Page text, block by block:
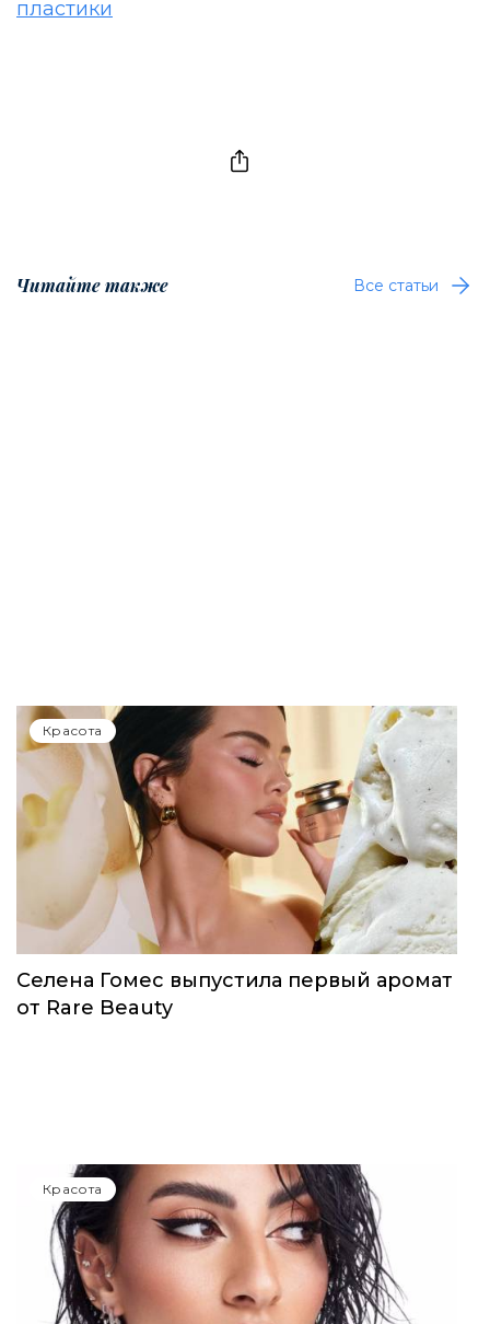
пластики
Читайте также Все статьи
Красота
Селена Гомес выпустила первый аромат
от Rare Beauty
Красота